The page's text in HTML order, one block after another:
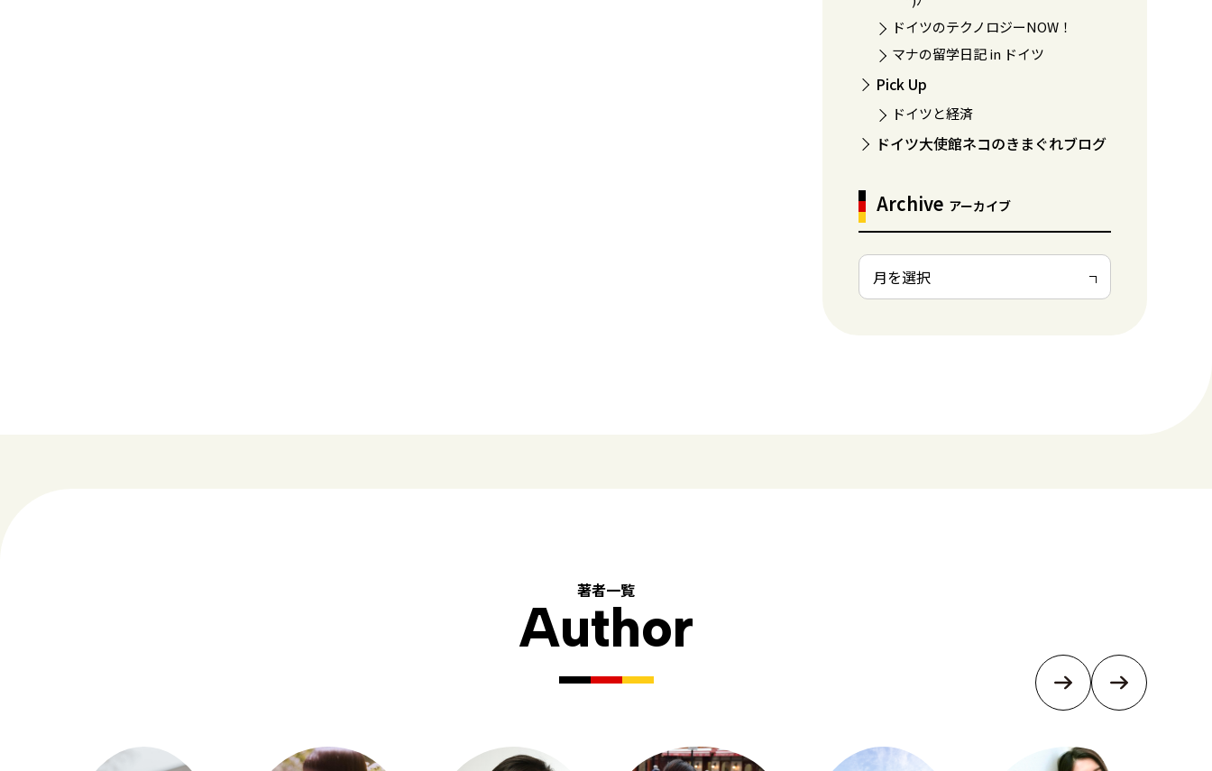
ドイツのテクノロジーNOW！
マナの留学日記 in ドイツ
Pick Up
ドイツと経済
ドイツ大使館ネコのきまぐれブログ
Archive アーカイブ
著者一覧
Author